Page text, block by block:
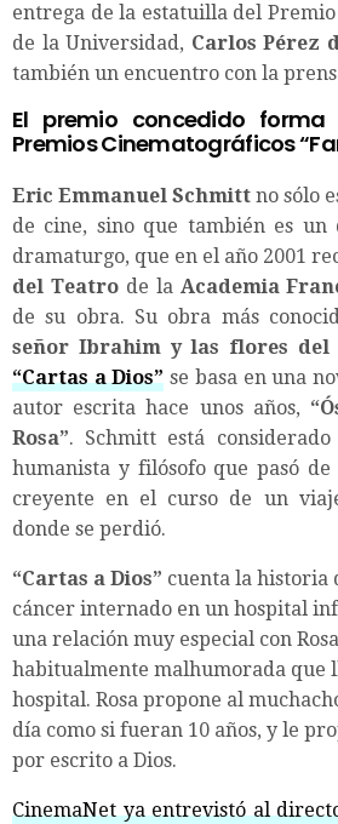
entrega de la estatuilla del
de la Universidad, Carlos Pérez
también un encuentro con la
El premio concedido
Premios Cinematográficos
Eric Emmanuel Schmitt no sólo
de cine, sino que también es un
dramaturgo, que en el año 2001
del Teatrode la Academia
de su obra. Su obra más
señor Ibrahim y las flores del
“Cartas a Dios” se basa en una
autor escrita hace unos años,
Rosa”. Schmitt está
humanista y filósofo que pasó
creyente en el curso de un
donde se perdió.
“Cartas a Dios” cuenta la historia
cáncer internado en un hospital
una relación muy especial con
habitualmente malhumorada que
hospital. Rosa propone al
día como si fueran 10 años, y le
por escrito a Dios.
CinemaNet ya entrevistó al